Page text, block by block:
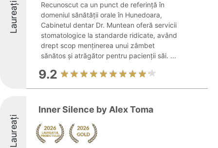
Laureați
Recunoscut ca un punct de referință în
domeniul sănătății orale în Hunedoara,
Cabinetul dentar Dr. Muntean oferă servicii
stomatologice la standarde ridicate, având
drept scop menținerea unui zâmbet
sănătos și atrăgător pentru pacienții săi. ...
9.2
Laureați
Inner Silence by Alex Toma